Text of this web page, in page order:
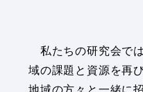
私たちの研究会で
域の課題と資源を再